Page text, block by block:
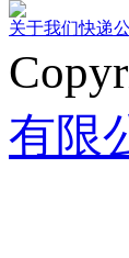
关于我们快递
有限